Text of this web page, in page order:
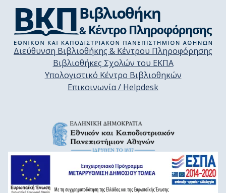
Διεύθυνση Βιβλιοθήκης & Κέντρου Πληροφόρησης
Βιβλιοθήκες Σχολών του ΕΚΠΑ
Υπολογιστικό Κέντρο Βιβλιοθηκών
Επικοινωνία / Helpdesk